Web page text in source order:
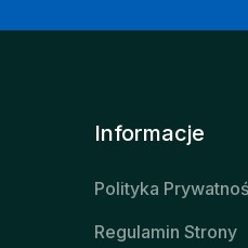
Informacje
Polityka
Regulamin Strony